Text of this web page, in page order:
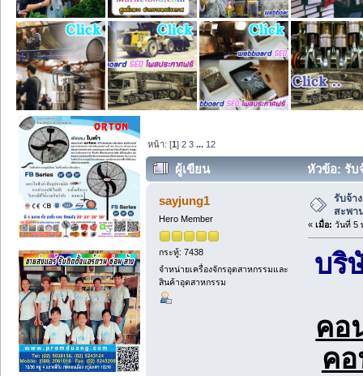
หน้า: [1]2 3 ... 12
ผู้เขียน
หัวข้อ: รับ
(อ่าน 7383 ครั้ง)
sayjung1
Hero Member
กระทู้: 7438
จำหน่ายเครื่องจักรอุตสาหกรรมและ
สินค้าอุตสาหกรรม
รับจ้า
สะพา
« เมื่อ: วันที่ 5
บริ
คอ
ค